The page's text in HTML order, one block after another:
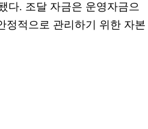
다. 조달 자금은 운영자금으
정적으로 관리하기 위한 자본